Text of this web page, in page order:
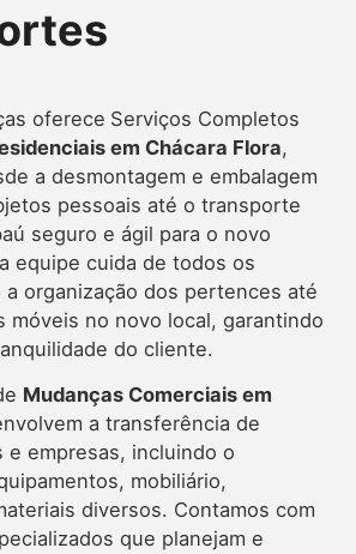
oferece Serviços Completos
em Chácara Flora,
a desmontagem e embalagem
pessoais até o transporte
seguro e ágil para o novo
equipe cuida de todos os
organização dos pertences até
móveis no novo local, garantindo
do cliente.
Mudanças Comerciais em
a transferência de
e empresas, incluindo o
mobiliário,
diversos. Contamos com
que planejam e